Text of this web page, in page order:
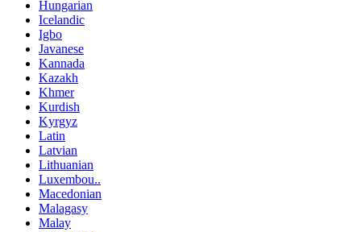
Hungarian
Icelandic
Igbo
Javanese
Kannada
Kazakh
Khmer
Kurdish
Kyrgyz
Latin
Latvian
Lithuanian
Luxembou..
Macedonian
Malagasy
Malay